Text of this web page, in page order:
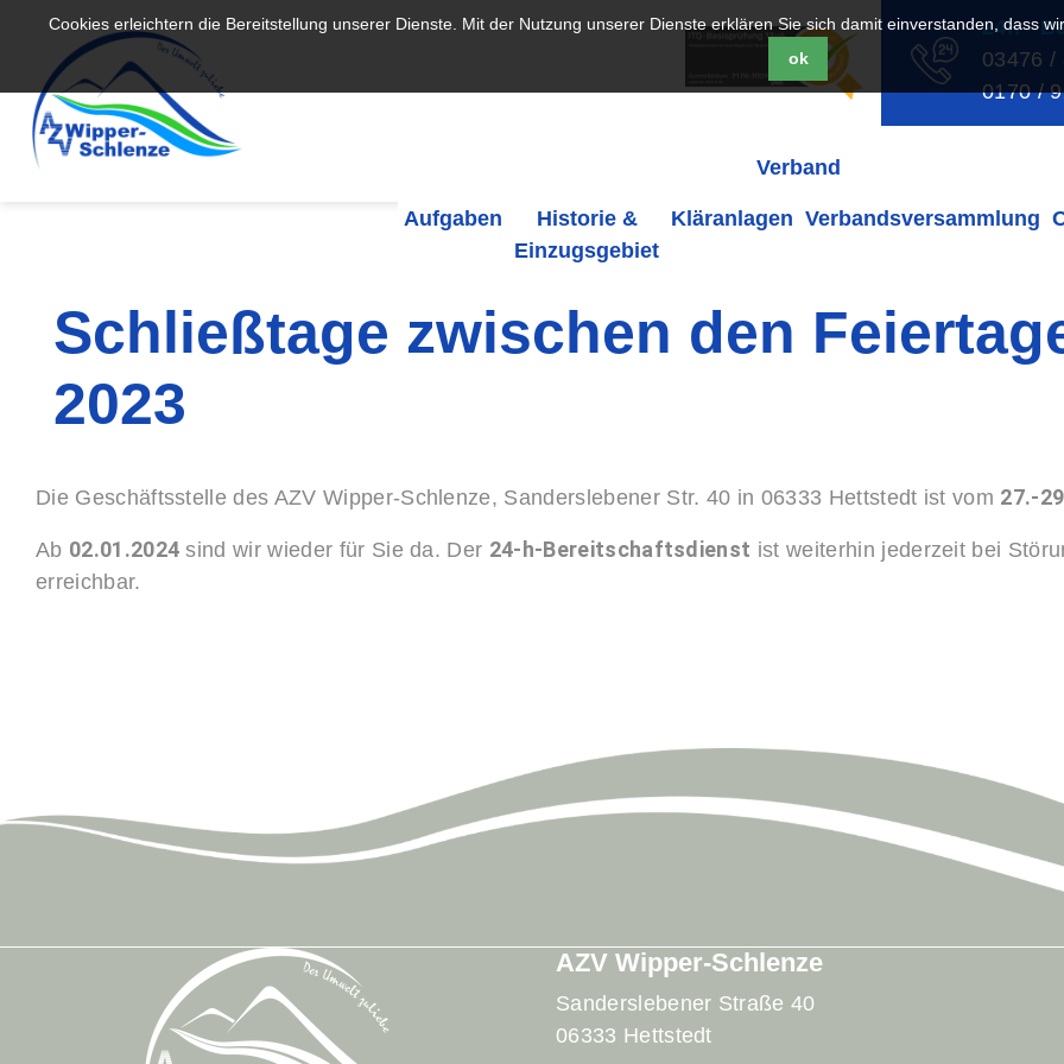
Cookies erleichtern die Bereitstellung unserer Dienste. Mit der Nutzung unserer Dienste erklären Sie sich damit einverstanden, dass
ok
24h -
03476 /
0170 /
Verband
Aufgaben
Historie &
Einzugsgebiet
Kläranlagen Verbandsversammlung
Schließtage zwischen den
2023
Die Geschäftsstelle des AZV Wipper-Schlenze, Sanderslebener Str. 40 in 06333 Hettstedt ist vom 27.-
Ab 02.01.2024 sind wir wieder für Sie da. Der 24-h-Bereitschaftsdienst ist weiterhin jederzeit bei
erreichbar.
AZV Wipper-Schlenze
Sanderslebener Straße 40
06333 Hettstedt